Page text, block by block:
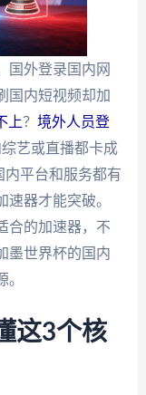
国外登录国内网
内短视频却加
上？ 境外人员登
艺或直播都卡成
内平台和服务都有
器才能突破。
合的加速器，不
墨世界杯的国内
这3个核